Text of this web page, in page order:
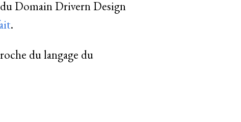
Domain Drivern Design
.
du langage du